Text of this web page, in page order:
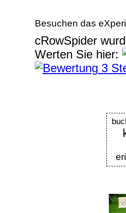
Besuchen das
cRowSpider
Werten Sie hier: